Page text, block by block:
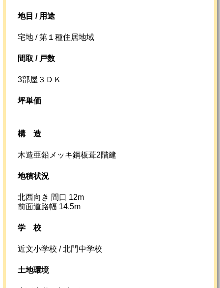
地目 / 用途
宅地 / 第１種住居地域
間取 / 戸数
3部屋３ＤＫ
坪単価
構造
木造亜鉛メッキ鋼板葺2階建
地積状況
北西向き 間口 12m
前面道路幅 14.5m
学校
近文小学校 / 北門中学校
土地環境